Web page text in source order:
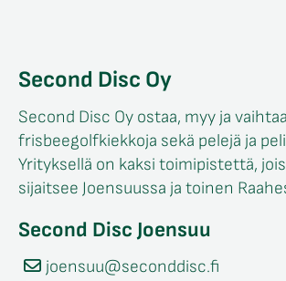
Second Disc Oy
Second Disc Oy ostaa, myy ja
frisbeegolfkiekkoja sekä pelejä ja
Yrityksellä on kaksi toimipistettä,
sijaitsee Joensuussa ja toinen
Second Disc Joensuu
joensuu@seconddisc.fi